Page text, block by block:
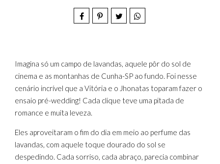
Imagina só um campo de lavandas, aquele pôr do sol de
cinema e as montanhas de Cunha-SP ao fundo. Foi nesse
cenário incrível que a Vitória e o Jhonatas toparam fazer o
ensaio pré-wedding! Cada clique teve uma pitada de
romance e muita leveza.
Eles aproveitaram o fim do dia em meio ao perfume das
lavandas, com aquele toque dourado do sol se
despedindo. Cada sorriso, cada abraço, parecia combinar